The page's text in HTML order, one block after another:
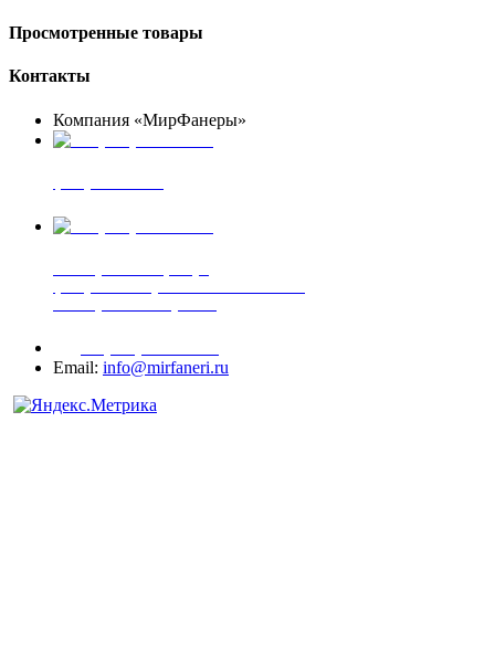
Просмотренные товары
Контакты
Компания «МирФанеры»
Email: info@mirfaneri.ru